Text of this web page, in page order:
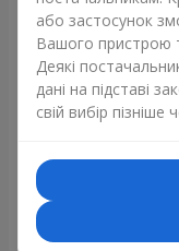
або застосунок
Вашого пристрою
Деякі
дані на підставі
свій вибір